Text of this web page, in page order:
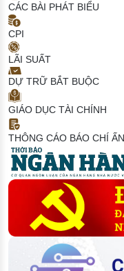
CÁC BÀI PHÁT BIỂU
CPI
LÃI SUẤT
DỰ TRỮ BẮT BUỘC
GIÁO DỤC TÀI CHÍNH
THÔNG CÁO BÁO CHÍ